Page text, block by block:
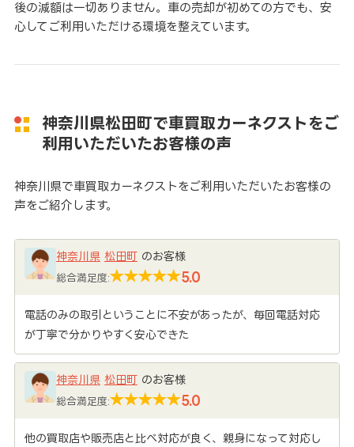
後の減額は一切ありません。車の売却が初めての方でも、安
心してご利用いただける環境を整えています。
神奈川県松田町で車買取カーネクストをご
利用いただいたお客様の声
神奈川県で車買取カーネクストをご利用いただいたお客様の
声をご紹介します。
神奈川県 松田町のお客様
総合満足度: 5.0
電話のみの取引ということに不安があったが、毎回電話対応
が丁寧で分かりやすく安心できた
神奈川県 松田町のお客様
総合満足度: 5.0
他の買取店や販売店と比べ対応が良く、親身になって対応し